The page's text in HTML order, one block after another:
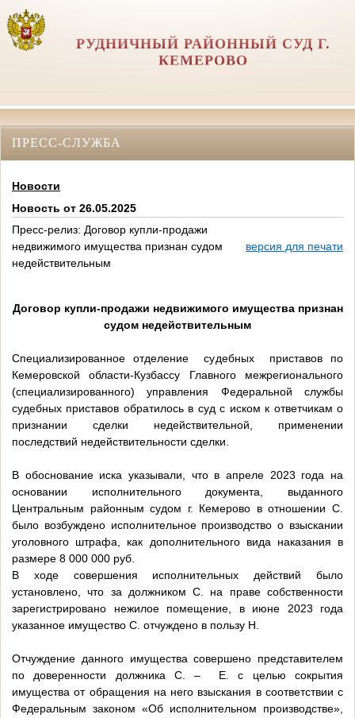
РУДНИЧНЫЙ РАЙОННЫЙ СУД Г.
КЕМЕРОВО
ПРЕСС-СЛУЖБА
Новости
Новость от 26.05.2025
Пресс-релиз: Договор купли-продажи
недвижимого имущества признан судом
недействительным
версия для печати
Договор купли-продажи недвижимого имущества признан
судом недействительным
Специализированное отделение судебных приставов по
Кемеровской области-Кузбассу Главного межрегионального
(специализированного) управления Федеральной службы
судебных приставов обратилось в суд с иском к ответчикам о
признании сделки недействительной, применении
последствий недействительности сделки.
В обоснование иска указывали, что в апреле 2023 года на
основании исполнительного документа, выданного
Центральным районным судом г. Кемерово в отношении С.
было возбуждено исполнительное производство о взыскании
уголовного штрафа, как дополнительного вида наказания в
размере 8 000 000 руб.
В ходе совершения исполнительных действий было
установлено, что за должником С. на праве собственности
зарегистрировано нежилое помещение, в июне 2023 года
указанное имущество С. отчуждено в пользу Н.
Отчуждение данного имущества совершено представителем
по доверенности должника С. – Е. с целью сокрытия
имущества от обращения на него взыскания в соответствии с
Федеральным законом «Об исполнительном производстве»,